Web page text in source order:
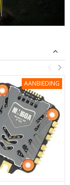
AANBIEDING